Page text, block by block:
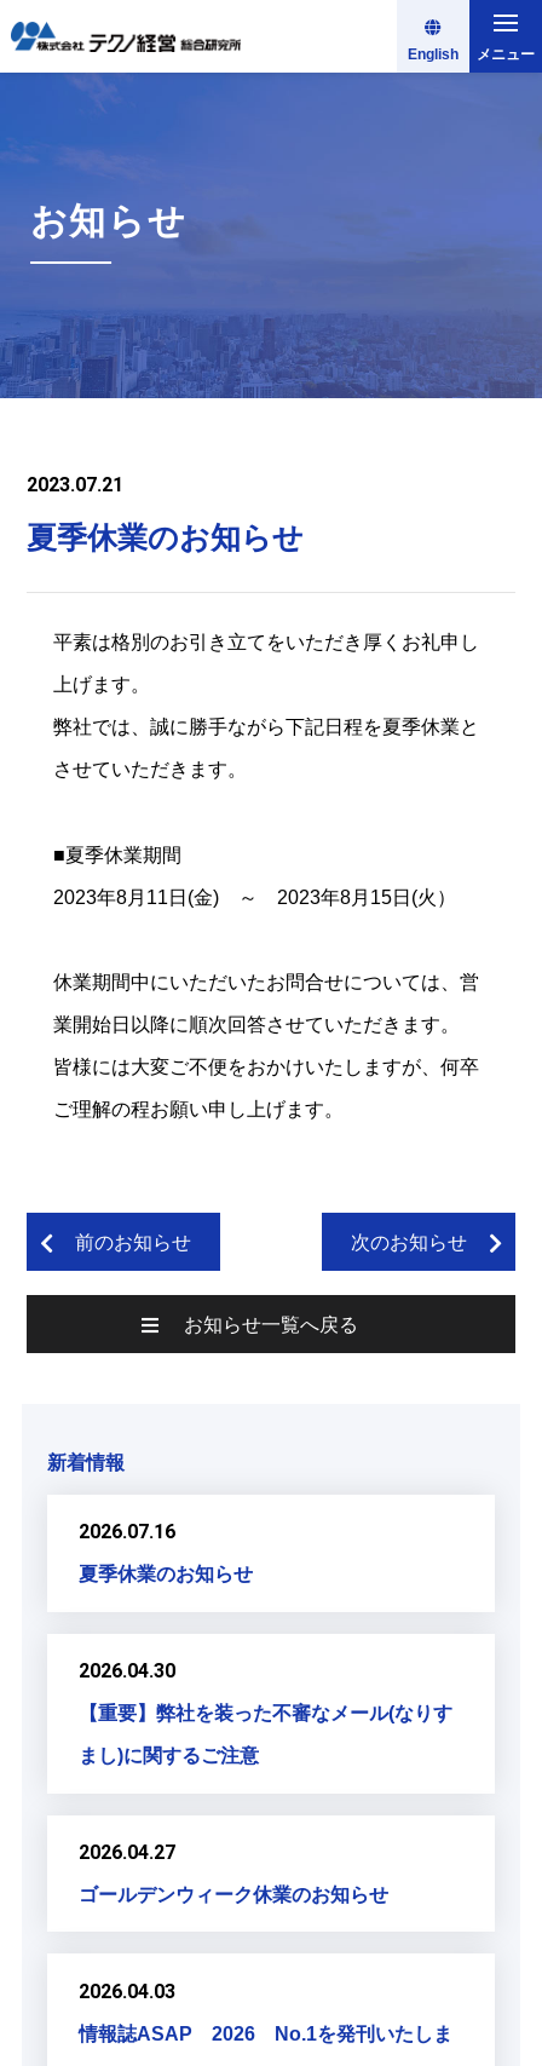
English メニュー
お知らせ
2023.07.21
夏季休業のお知らせ
平素は格別のお引き立てをいただき厚くお礼申し
上げます。
弊社では、誠に勝手ながら下記日程を夏季休業と
させていただきます。
■夏季休業期間
2023年8月11日(金) ～ 2023年8月15日(火）
休業期間中にいただいたお問合せについては、営
業開始日以降に順次回答させていただきます。
皆様には大変ご不便をおかけいたしますが、何卒
ご理解の程お願い申し上げます。
前のお知らせ 次のお知らせ
お知らせ一覧へ戻る
新着情報
2026.07.16
夏季休業のお知らせ
2026.04.30
【重要】弊社を装った不審なメール(なりす
まし)に関するご注意
2026.04.27
ゴールデンウィーク休業のお知らせ
2026.04.03
情報誌ASAP 2026 No.1を発刊いたしま